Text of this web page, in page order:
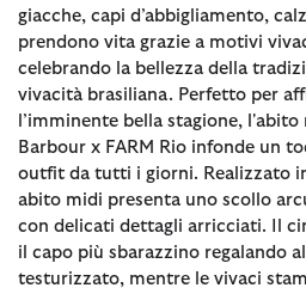
giacche, capi d’abbigliamento,
prendono vita grazie a motivi
celebrando la bellezza della
vivacità brasiliana. Perfetto per
l’imminente bella stagione,
Barbour x FARM Rio infonde un
outfit da tutti i giorni. Realizzato
abito midi presenta uno scollo
con delicati dettagli arricciati. Il
il capo più sbarazzino regalando
testurizzato, mentre le vivaci